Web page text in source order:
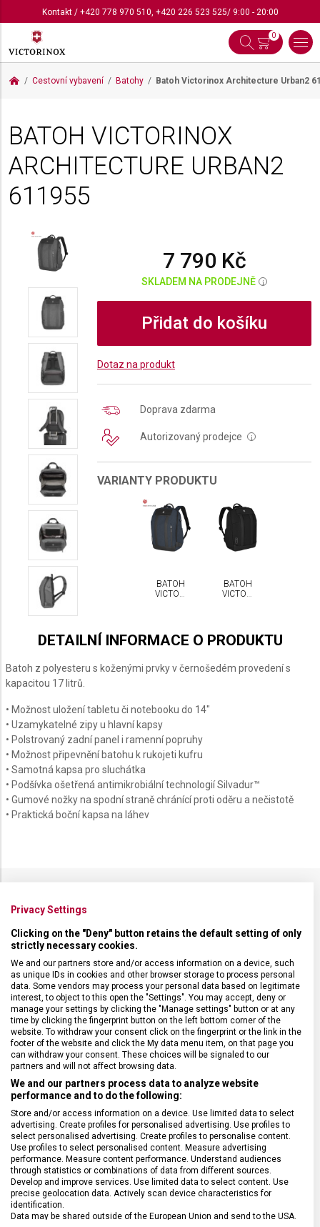
Kontakt/ +420 778 970 510, +420 226 523 525/ 9:00 - 20:00
0
Cestovní vybavení Batohy Batoh Victorinox Architecture Urban2
BATOH VICTORINOX
ARCHITECTURE URBAN2
611955
7 790 Kč
SKLADEM NA PRODEJNĚ i
Přidat do košíku
Dotaz na produkt
Doprava zdarma
Autorizovaný prodejce i
VARIANTY PRODUKTU
BATOH
VICTORINOX
BATOH
VICTORINOX
DETAILNÍ INFORMACE O PRODUKTU
Batoh z polyesteru s koženými prvky v černošedém provedení s
kapacitou 17 litrů.
• Možnost uložení tabletu či notebooku do 14"
• Uzamykatelné zipy u hlavní kapsy
• Polstrovaný zadní panel i ramenní popruhy
• Možnost připevnění batohu k rukojeti kufru
• Samotná kapsa pro sluchátka
• Podšívka ošetřená antimikrobiální technologií Silvadur™
• Gumové nožky na spodní straně chránící proti oděru a nečistotě
• Praktická boční kapsa na láhev
SPECIFIKACE PRODUKTU
DRUH ZBOŽÍ Cestovní vybavení
ZÁRUKA 1 + 10 let
HMOTNOST 1 100 g
TYP ZAVAZADLA Batoh
VELIKOST 42 x 30 x 19 cm
MATERIÁL Polyester, kůže
BARVA Šedá
Privacy Settings
Clicking on the "Deny" button retains the default setting of only
strictly necessary cookies.
We and our partners store and/or access information on a device, such
as unique IDs in cookies and other browser storage to process personal
data. Some vendors may process your personal data based on legitimate
interest, to object to this open the "Settings". You may accept, deny or
manage your settings by clicking the "Manage settings" button or at any
time by clicking the fingerprint button on the left bottom corner of the
website. To withdraw your consent click on the fingerprint or the link in the
footer of the website and click the My data menu item, on that page you
can withdraw your consent. These choices will be signaled to our
partners and will not affect browsing data.
We and our partners process data to analyze website
performance and to do the following:
Store and/or access information on a device. Use limited data to select
advertising. Create profiles for personalised advertising. Use profiles to
select personalised advertising. Create profiles to personalise content.
Use profiles to select personalised content. Measure advertising
performance. Measure content performance. Understand audiences
through statistics or combinations of data from different sources.
Develop and improve services. Use limited data to select content. Use
precise geolocation data. Actively scan device characteristics for
identification.
Data may be shared outside of the European Union and send to the USA.